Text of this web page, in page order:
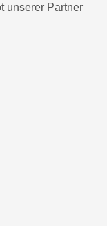
unserer Partner